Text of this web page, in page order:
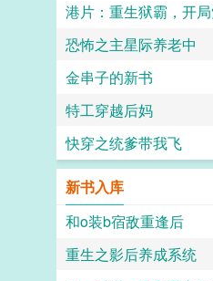
港片：重生狱霸，开
恐怖之主星际养老中
金串子的新书
特工穿越后妈
快穿之统爹带我飞
新书入库
和o装b宿敌重逢后
重生之影后养成系统